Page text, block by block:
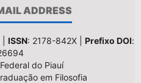
ADDRESS
ISSN: 2178-842X | Prefixo DOI:
do Piauí
em Filosofia